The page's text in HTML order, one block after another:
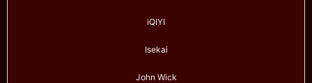
iQIYI
Isekai
John Wick